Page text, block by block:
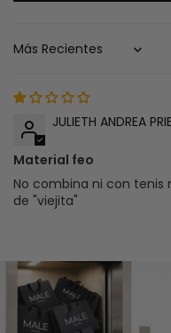
Sort by
JULIETH ANDREA
Material feo
No combina ni con
de "viejita"